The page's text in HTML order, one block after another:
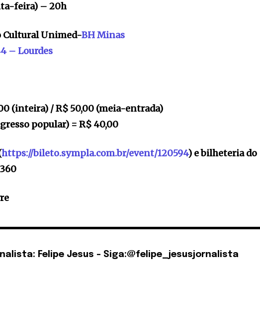
feira) – 20h
Cultural Unimed-BH Minas
– Lourdes
(inteira) / R$ 50,00 (meia-entrada)
popular) = R$ 40,00
https://bileto.sympla.com.br/event/120594) e bilheteria do
Felipe Jesus - Siga:@felipe_jesusjornalista